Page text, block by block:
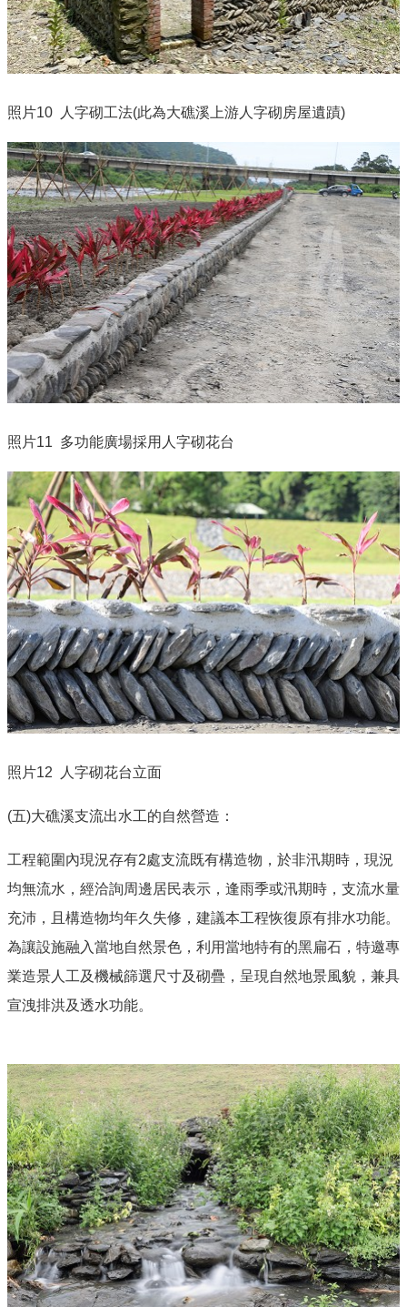
照片10 人字砌工法(此為大礁溪上游人字砌房屋遺蹟)
照片11 多功能廣場採用人字砌花台
照片12 人字砌花台立面
(五)大礁溪支流出水工的自然營造：
工程範圍內現況存有2處支流既有構造物，於非汛期時，現況
均無流水，經洽詢周邊居民表示，逢雨季或汛期時，支流水量
充沛，且構造物均年久失修，建議本工程恢復原有排水功能。
為讓設施融入當地自然景色，利用當地特有的黑扁石，特邀專
業造景人工及機械篩選尺寸及砌疊，呈現自然地景風貌，兼具
宣洩排洪及透水功能。